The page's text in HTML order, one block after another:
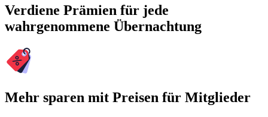
Verdiene Prämien für jede
wahrgenommene Übernachtung
Mehr sparen mit Preisen für Mitglieder